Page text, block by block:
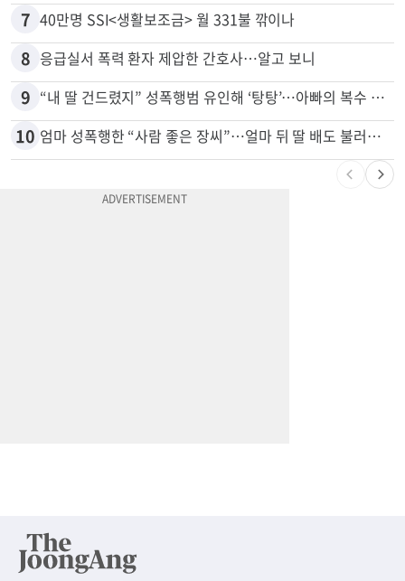
7 40만명 SSI<생활보조금> 월 331불 깎이나
8 응급실서 폭력 환자 제압한 간호사…알고 보니
9 “내 딸 건드렸지” 성폭행범 유인해 ‘탕탕’…아빠의 복수 결말
10 엄마 성폭행한 “사람 좋은 장씨”…얼마 뒤 딸 배도 불러왔다